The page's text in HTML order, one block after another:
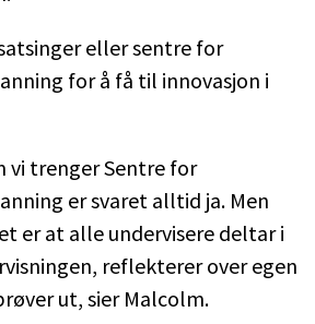
eller sentre for
for å få til innovasjon i
vi trenger Sentre for
er svaret alltid ja. Men
er at alle undervisere deltar i
reflekterer over egen
ut, sier Malcolm.